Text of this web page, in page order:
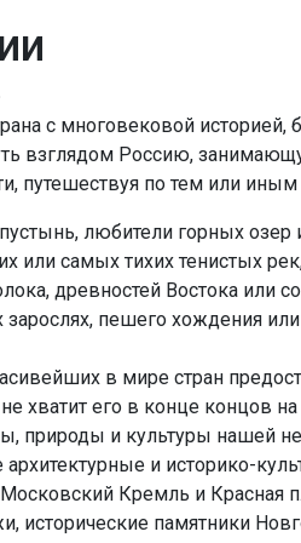
с многовековой историей,
взглядом Россию,
путешествуя по тем или
любители горных озер
или самых тихих тенистых
древностей Востока или
пешего хождения
в мире стран
хватит его в конце концов
природы и культуры нашей
и историко-
Кремль и Красная
исторические памятники